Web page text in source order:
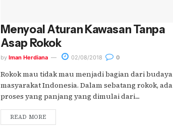
Menyoal Aturan Kawasan Tanpa
Asap Rokok
by Iman Herdiana 02/08/2018 0
Rokok mau tidak mau menjadi bagian dari budaya
masyarakat Indonesia. Dalam sebatang rokok, ada
proses yang panjang yang dimulai dari....
READ MORE